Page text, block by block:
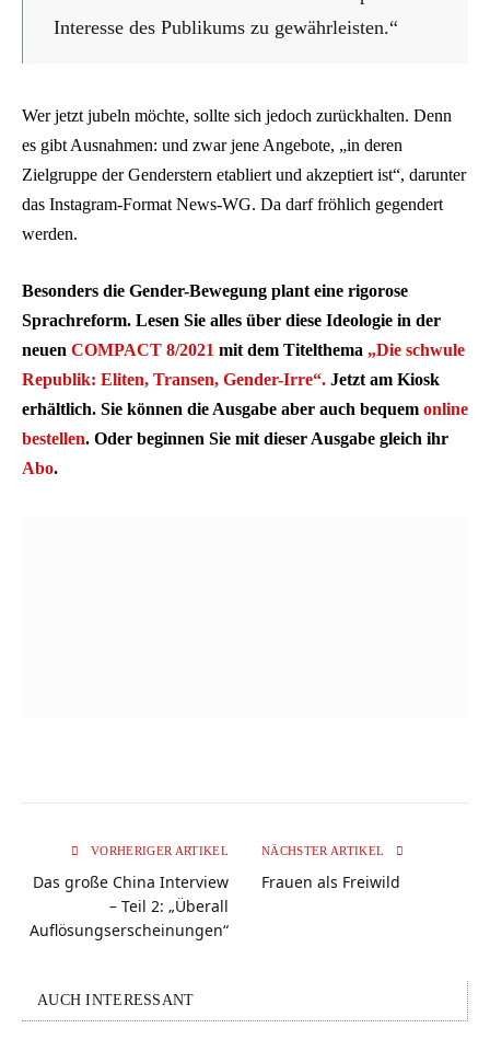
Interesse des Publikums zu gewährleisten.“
Wer jetzt jubeln möchte, sollte sich jedoch zurückhalten. Denn
es gibt Ausnahmen: und zwar jene Angebote, „in deren
Zielgruppe der Genderstern etabliert und akzeptiert ist“, darunter
das Instagram-Format News-WG. Da darf fröhlich gegendert
werden.
Besonders die Gender-Bewegung plant eine rigorose
Sprachreform. Lesen Sie alles über diese Ideologie in der
neuen COMPACT 8/2021 mit dem Titelthema „Die schwule
Republik: Eliten, Transen, Gender-Irre“. Jetzt am Kiosk
erhältlich. Sie können die Ausgabe aber auch bequem online
bestellen. Oder beginnen Sie mit dieser Ausgabe gleich ihr
Abo.
VORHERIGER ARTIKEL
Das große China Interview
– Teil 2: „Überall
Auflösungserscheinungen“
NÄCHSTER ARTIKEL
Frauen als Freiwild
AUCH INTERESSANT